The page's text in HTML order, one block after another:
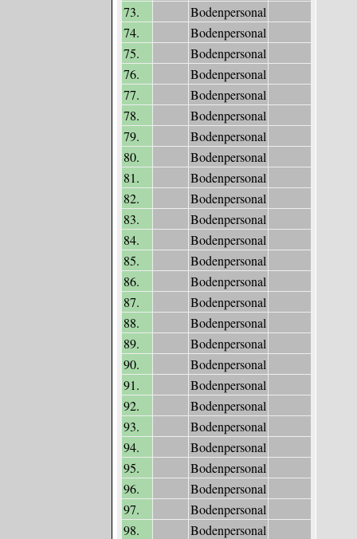
73.
Bodenpersonal
74.
Bodenpersonal
75.
Bodenpersonal
76.
Bodenpersonal
77.
Bodenpersonal
78.
Bodenpersonal
79.
Bodenpersonal
80.
Bodenpersonal
81.
Bodenpersonal
82.
Bodenpersonal
83.
Bodenpersonal
84.
Bodenpersonal
85.
Bodenpersonal
86.
Bodenpersonal
87.
Bodenpersonal
88.
Bodenpersonal
89.
Bodenpersonal
90.
Bodenpersonal
91.
Bodenpersonal
92.
Bodenpersonal
93.
Bodenpersonal
94.
Bodenpersonal
95.
Bodenpersonal
96.
Bodenpersonal
97.
Bodenpersonal
98.
Bodenpersonal